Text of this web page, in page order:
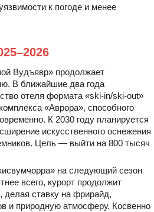
к погоде и менее
Вудъявр» продолжает
В ближайшие два года
отеля формата «ski-in/ski-out»
«Аврора», способного
К 2030 году планируется
искусственного оснежения
Цель — выйти на 800 тысяч
на следующий сезон
всего, курорт продолжит
делая ставку на фрирайд,
и природную атмосферу. Косвенно